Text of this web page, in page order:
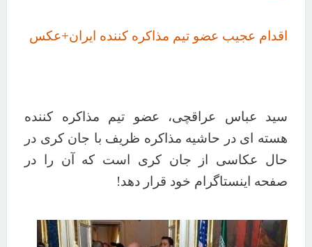
اقدام عجیب عضو تیم مذاکره کننده ایران+عکس
سید عباس عراقچی، عضو تیم مذاکره کننده
هسته ای در حاشیه مذاکره ظریف با جان کری در
حال عکاسی از جان کری است که آن را در
صفحه اینستاگرام خود قرار دهد!